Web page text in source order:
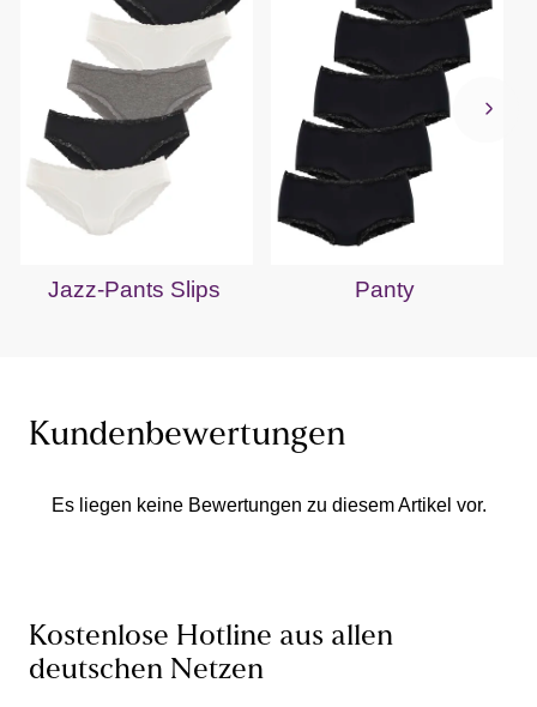
Jazz-Pants Slips Panty
Kundenbewertungen
Es liegen keine Bewertungen zu diesem Artikel vor.
Kostenlose Hotline aus allen
deutschen Netzen